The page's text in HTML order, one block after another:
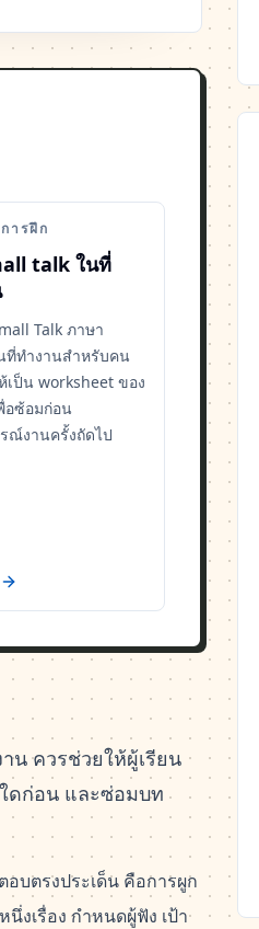
ารฝึก
talk ในที่
Talk ภาษา
ที่ทำงานสำหรับคน
เป็น worksheet ของ
อซ้อมก่อน
ณ์งานครั้งถัดไป
น ควรช่วยให้ผู้เรียน
ดก่อน และซ่อมบท
บตรงประเด็น คือการผูก
งเรื่อง กำหนดผู้ฟัง เป้า